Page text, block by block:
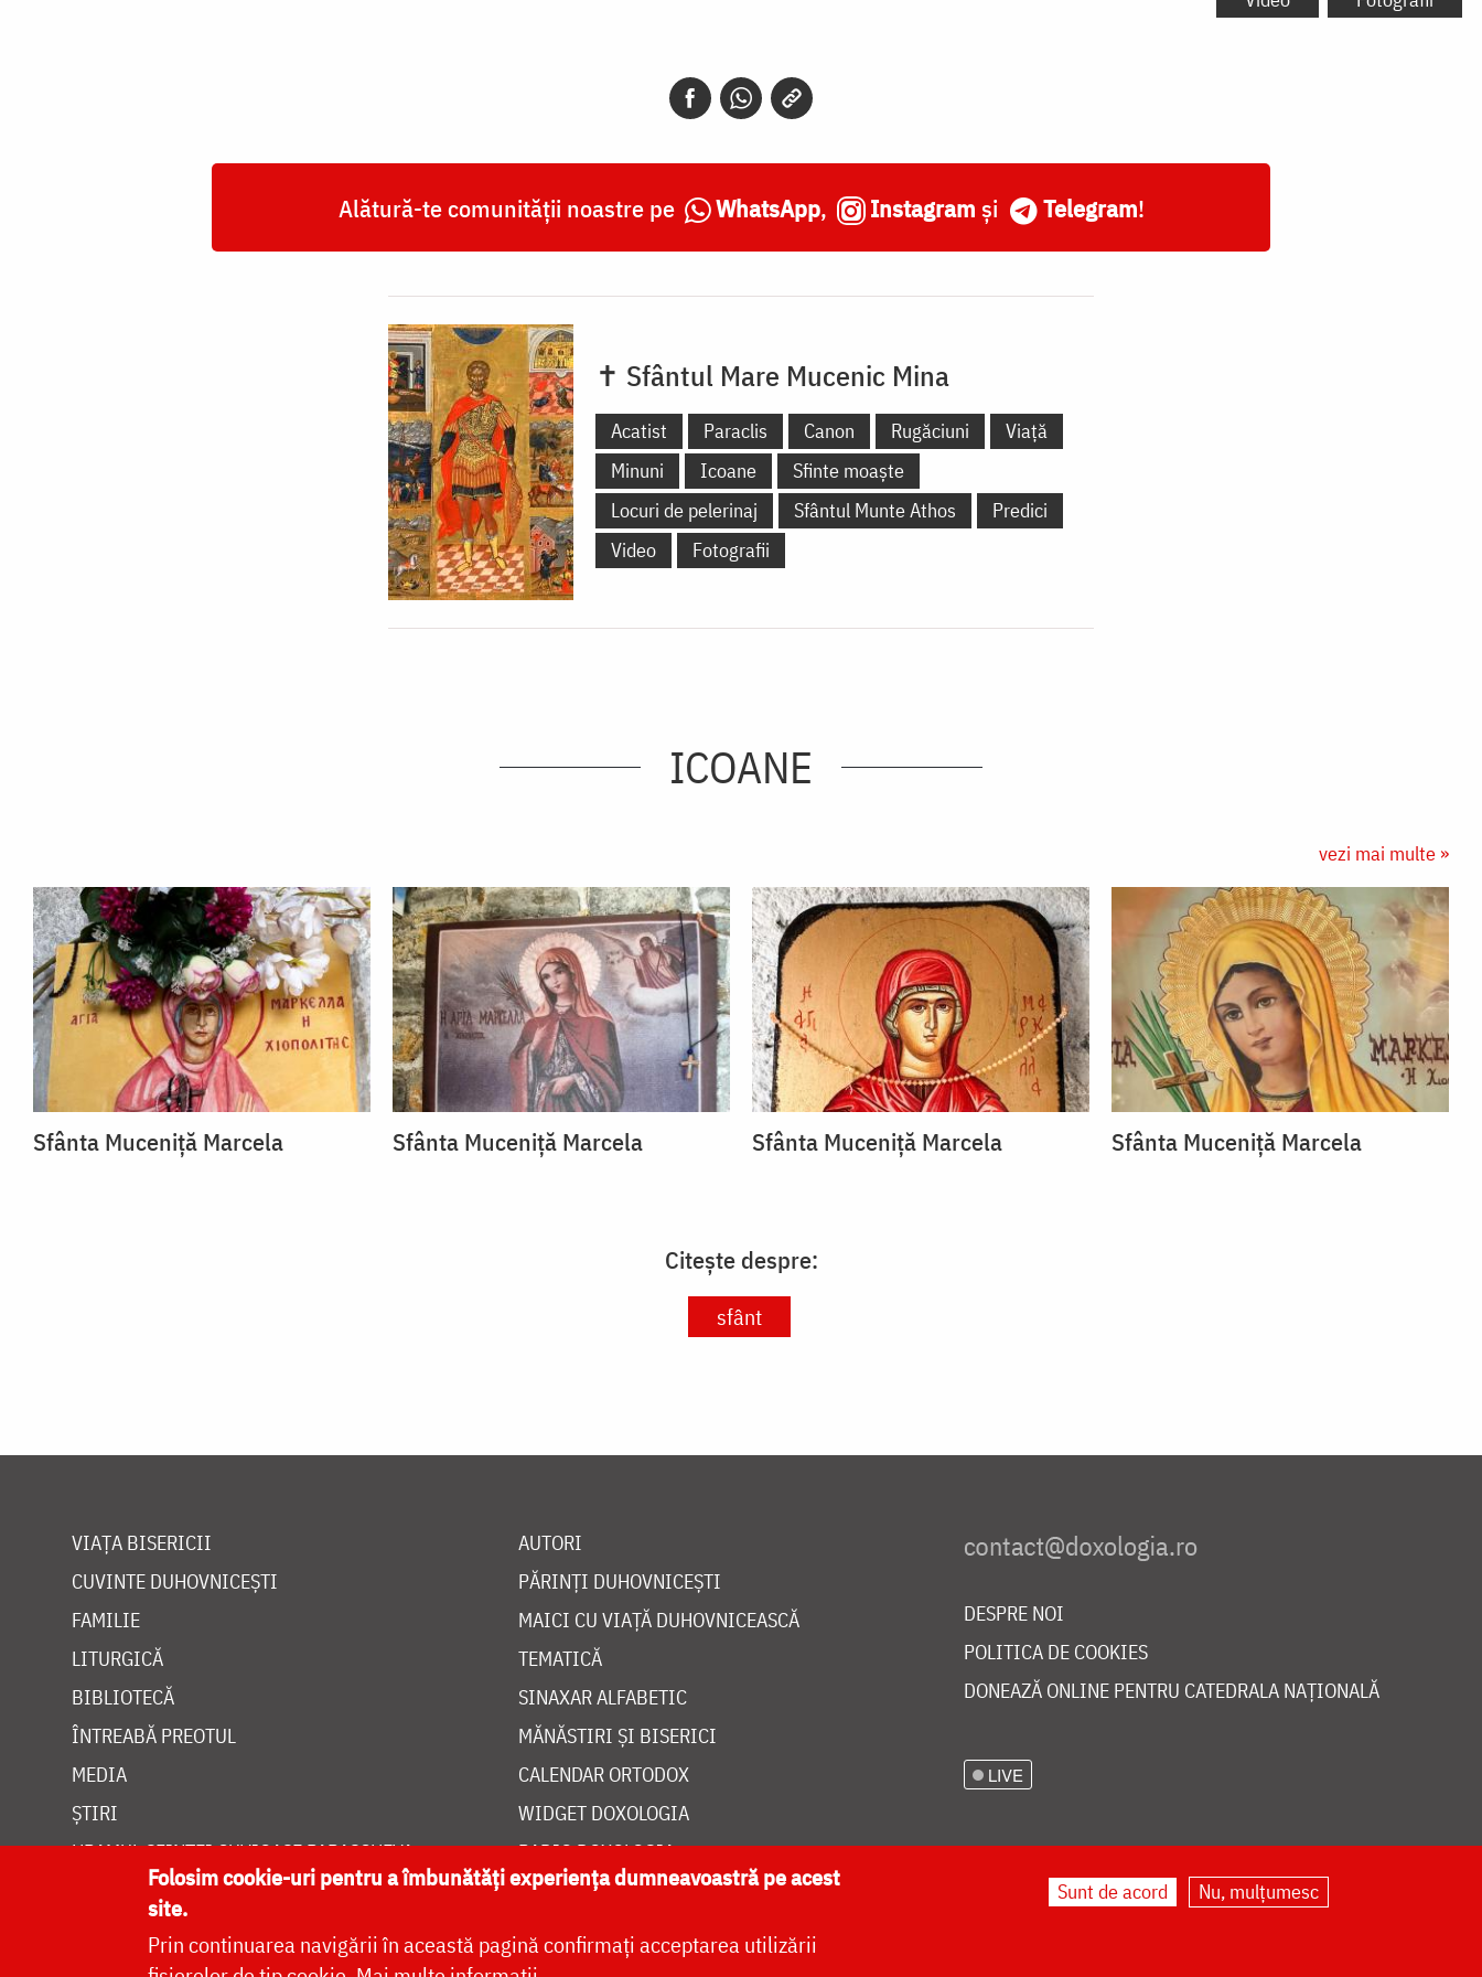
Alătură-te comunității noastre pe WhatsApp, Instagram și Telegram!
✝ Sfântul Mare Mucenic Mina
Acatist Paraclis Canon Rugăciuni
Viață
Minuni
Icoane
Sfinte moaște
Locuri de pelerinaj
Sfântul Munte Athos
Predici
Video
Fotografii
ICOANE
vezi mai multe »
Sfânta Muceniță Marcela Sfânta Muceniță Marcela Sfânta Muceniță Marcela Sfânta Muceniță Marcela
Citește despre:
sfânt
VIAȚA BISERICII
CUVINTE DUHOVNICEȘTI
FAMILIE
LITURGICĂ
BIBLIOTECĂ
ÎNTREABĂ PREOTUL
MEDIA
ȘTIRI
HRAMUL SFINTEI CUVIOASE PARASCHEVA
AUTORI
PĂRINȚI DUHOVNICEȘTI
MAICI CU VIAȚĂ DUHOVNICEASCĂ
TEMATICĂ
SINAXAR ALFABETIC
MĂNĂSTIRI ȘI BISERICI
CALENDAR ORTODOX
WIDGET DOXOLOGIA
RADIO DOXOLOGIA
DESPRE NOI
POLITICA DE COOKIES
DONEAZĂ ONLINE PENTRU CATEDRALA NAȚIONALĂ
LIVE
Folosim cookie-uri pentru a îmbunătăți experiența dumneavoastră pe acest
site.
Prin continuarea navigării în această pagină confirmați acceptarea utilizării
Sunt de acord Nu, mulțumesc